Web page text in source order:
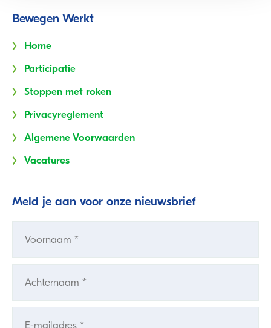
Bewegen Werkt
Home
Participatie
Stoppen met roken
Privacyreglement
Algemene Voorwaarden
Vacatures
Meld je aan voor onze nieuwsbrief